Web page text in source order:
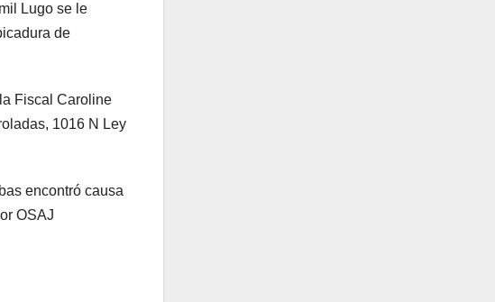
Lugo se le
de
Fiscal Caroline
1016 N Ley
encontró causa
OSAJ